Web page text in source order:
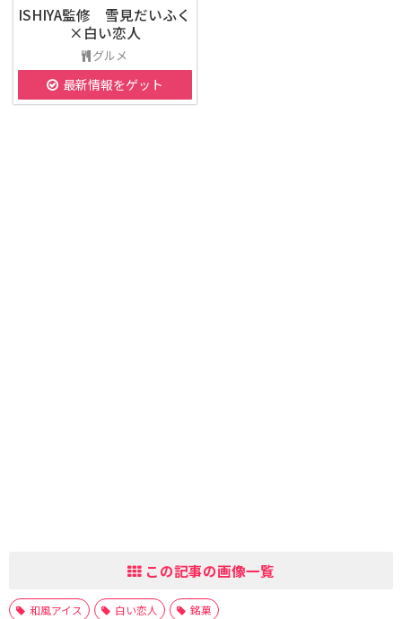
ISHIYA監修 雪見だいふく
×白い恋人
グルメ
最新情報をゲット
この記事の画像一覧
和風アイス 白い恋人 銘菓